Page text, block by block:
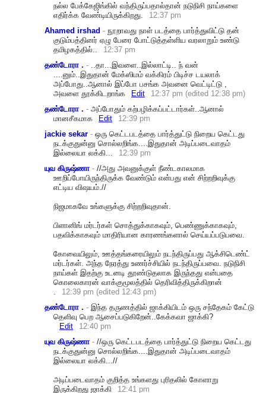
நல்ல பேக்கேஜிங்கில் வந்திருப்பதால்தான் நடுநிசி நாய்களை
எதிர்க்க வேண்டியிருக்கிறது.
12:37 pm
Ahamed irshad - நூறாவ‌து நாள் ப‌ட‌த்தை பார்த்துவிட்டு த‌ன்
குடும்ப‌த்தின‌ர் ஏழு பேரை போட்டுத்த‌ள்ளிய‌ வ‌ர‌லாறும் உண்டு
த‌மிழ‌க‌த்தில்..
12:37 pm
தண்டோரா . - ..தா...இவளை..இல்லாட் டி.. ந் வன்
....னும்..இதுதான் மேக்ஸிமம் வக்கிரம் பிடிச்ச டயலாக்
அப்போது..ஆனால் இப்போ பசங்க அவனை வெட்டிட்டு ,
அவளை தூக்கிடறாங்க
Edit
12:37 pm (edited 12:38 pm)
தண்டோரா . - அப்போதும் கற்பழிக்கப்பட்டார்கள் ..ஆனால்
மானசீகமாக
Edit
12:39 pm
jackie sekar - ஒரு கெட்டபடத்தை பார்த்துட்டு நிறைய கெட்டது
நடக்குதுன்னு சொல்லறிங்க....இதுதான் அடிப்படைவாதம்
இல்லையா லக்கி...
12:39 pm
யுவ கிருஷ்ணா - //அது அவனுக்குள் நீண்டகாலமாக
ஊறிப்போயிருந்திருக்க வேண்டும் என்பது என் சிற்றறிவுக்கு
எட்டிய விஷயம்.//
நிஜமாகவே உங்களுக்கு சிற்றறிவுதான்.
பிளானிங் மர்டர்கள் சொத்துக்காகவும், பெண்ணுக்காகவும்,
பதவிக்காகவும் மாதிரியான காரணங்களால் செய்யப்படுபவை.
கோவையிலும், ஊத்தங்கரையிலும் நடந்திருப்பது ஆக்சிடெண்ட்
மர்டர்கள். அந்த நேரத்து உணர்ச்சியில் நடந்திருப்பவை. நடுநிசி
நாய்கள் இதற்கு உடனடி தூண்டுதலாக இருந்தது என்பதை
கொலைகாரன் வாக்குமூலத்தில் தெரிவித்திருக்கிறான்
12:39 pm (edited 12:43 pm)
தண்டோரா . - இந்த தருணத்தில் ஜாக்கியிடம் ஒரு சந்தேகம் கேட்டு
தெளிவு பெற ஆசைப்படுகிறேன்..கேக்கவா ஜாக்கி?
Edit
12:40 pm
யுவ கிருஷ்ணா - //ஒரு கெட்டபடத்தை பார்த்துட்டு நிறைய கெட்டது
நடக்குதுன்னு சொல்லறிங்க....இதுதான் அடிப்படைவாதம்
இல்லையா லக்கி...//
அடிப்படைவாதம் குறித்த உங்களது புரிதலில் கோளாறு
இருக்கிறது ஜாக்கி
12:41 pm